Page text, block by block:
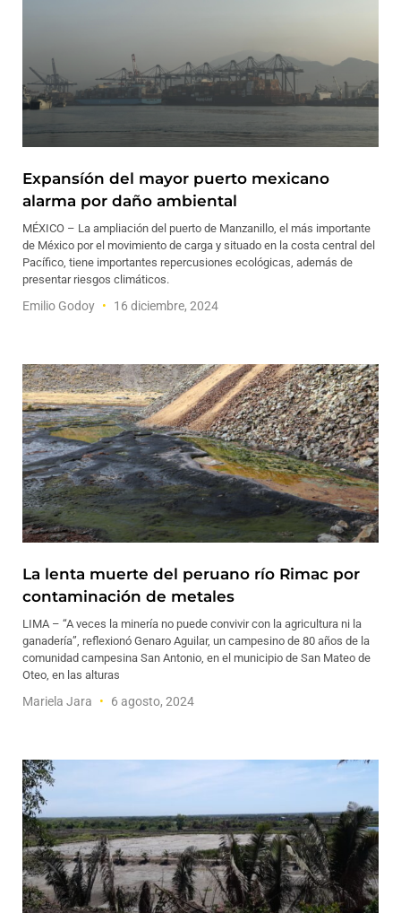
Expansíón del mayor puerto mexicano
alarma por daño ambiental
MÉXICO – La ampliación del puerto de Manzanillo, el más importante
de México por el movimiento de carga y situado en la costa central del
Pacífico, tiene importantes repercusiones ecológicas, además de
presentar riesgos climáticos.
Emilio Godoy 16 diciembre, 2024
La lenta muerte del peruano río Rimac por
contaminación de metales
LIMA – “A veces la minería no puede convivir con la agricultura ni la
ganadería”, reflexionó Genaro Aguilar, un campesino de 80 años de la
comunidad campesina San Antonio, en el municipio de San Mateo de
Oteo, en las alturas
Mariela Jara 6 agosto, 2024